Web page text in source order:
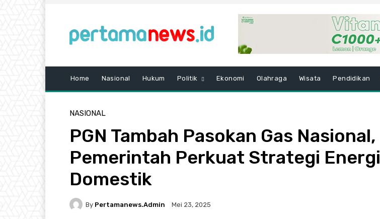
Home Nasional Hukum Politik Ekonomi Olahraga Wisata Pendidikan
NASIONAL
PGN Tambah Pasokan Gas Nasional,
Pemerintah Perkuat Strategi Energi
Domestik
By Pertamanews.admin Mei 23, 2025